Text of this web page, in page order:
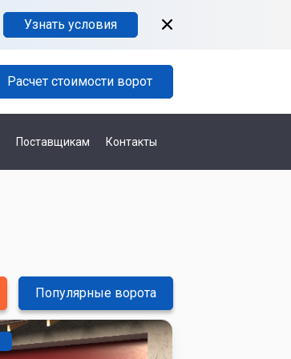
Узнать условия
Расчет стоимости ворот
Поставщикам Контакты
Популярные ворота